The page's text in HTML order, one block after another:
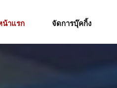
น้าแรก จัดการบุ๊คกิ้ง